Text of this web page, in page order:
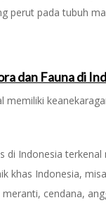
perut pada tubuh
dan Fauna di
memiliki
di Indonesia terkenal
khas Indonesia,
cendana,